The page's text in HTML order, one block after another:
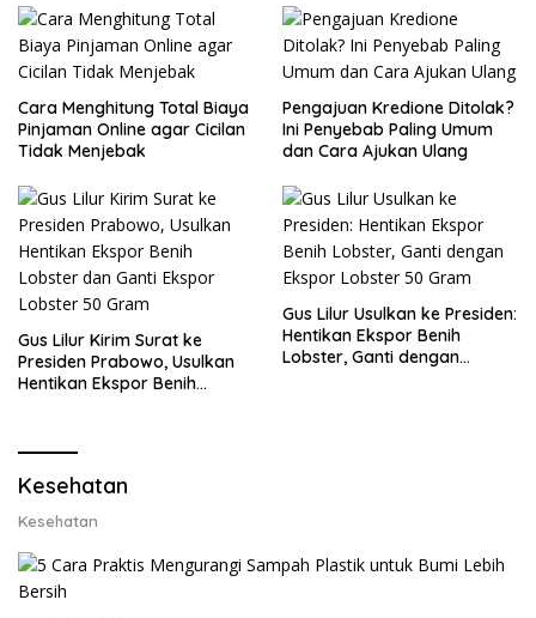
Cara Menghitung Total Biaya
Pinjaman Online agar Cicilan
Tidak Menjebak
Pengajuan Kredione Ditolak?
Ini Penyebab Paling Umum
dan Cara Ajukan Ulang
Gus Lilur Kirim Surat ke
Presiden Prabowo, Usulkan
Hentikan Ekspor Benih
Gus Lilur Usulkan ke Presiden:
Hentikan Ekspor Benih
Lobster, Ganti dengan
Kesehatan
Kesehatan